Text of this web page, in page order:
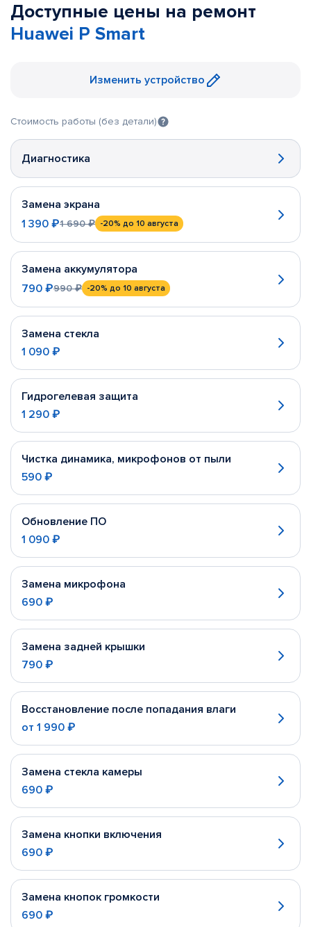
Доступные цены на ремонт
Huawei P Smart
Изменить устройство
Стоимость работы (без детали)
Диагностика
Замена экрана
1 390 ₽1 690 ₽ -20% до 10 августа
Замена аккумулятора
790 ₽990 ₽ -20% до 10 августа
Замена стекла
1 090 ₽
Гидрогелевая защита
1 290 ₽
Чистка динамика, микрофонов от пыли
590 ₽
Обновление ПО
1 090 ₽
Замена микрофона
690 ₽
Замена задней крышки
790 ₽
Восстановление после попадания влаги
от 1 990 ₽
Замена стекла камеры
690 ₽
Замена кнопки включения
690 ₽
Замена кнопок громкости
690 ₽